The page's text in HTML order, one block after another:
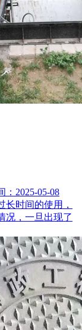
：2025-05-08
时间的使用，
况，一旦出现了